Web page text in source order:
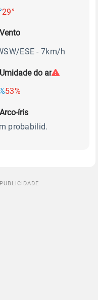
29°
Umidade do ar
53%
Vento
ESE - 7km/h
Arco-íris
probabilid.